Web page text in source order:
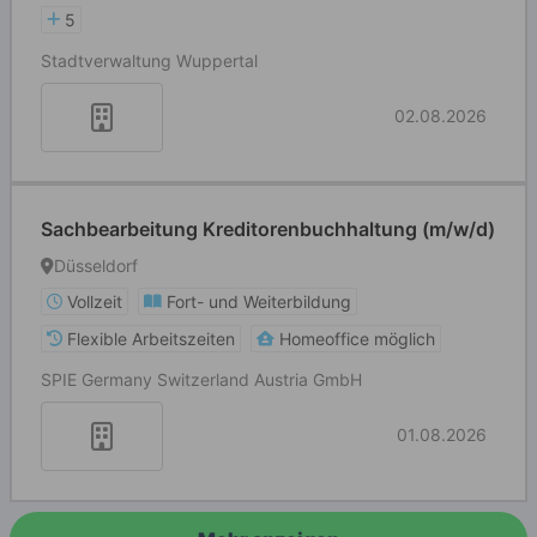
5
Stadtverwaltung Wuppertal
02.08.2026
Sachbearbeitung Kreditorenbuchhaltung (m/w/d)
Düsseldorf
Vollzeit
Fort- und Weiterbildung
Flexible Arbeitszeiten
Homeoffice möglich
SPIE Germany Switzerland Austria GmbH
01.08.2026